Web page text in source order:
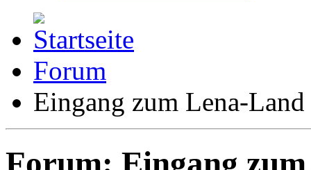
Forum
Eingang zum Lena-Land